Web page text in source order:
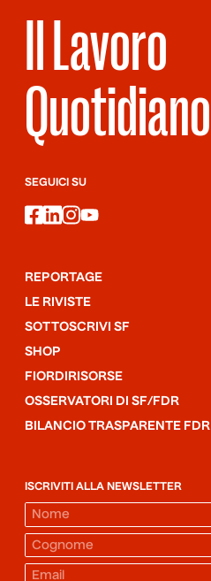
Il Lavoro
Quotidiano
SEGUICI SU
facebook
linkedin
instagram
youtube
REPORTAGE
LE RIVISTE
SOTTOSCRIVI SF
SHOP
FIORDIRISORSE
OSSERVATORI DI SF/FDR
BILANCIO TRASPARENTE FDR
ISCRIVITI ALLA NEWSLETTER